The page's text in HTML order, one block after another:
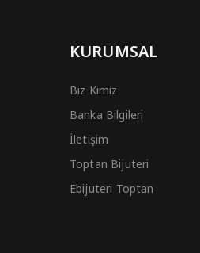
KURUMSAL
Biz Kimiz
Banka Bilgileri
İletişim
Toptan Bijuteri
Ebijuteri Toptan